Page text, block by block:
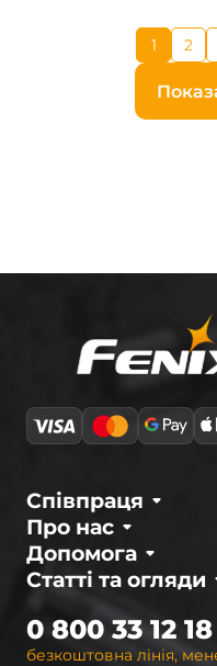
Поточна
сторінка
1 2
Про нас
Співпраця
Статті та огляди
Допомога
безкоштовна лінія,
0 800 33 12 18